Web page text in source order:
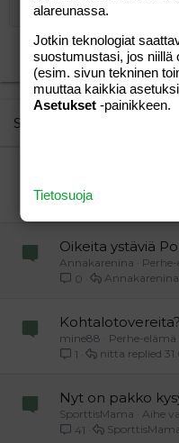
12
15
18
22
Georgia
Tahoma
Times
Tasaa oikealle
Justify text
Heading 3
Similar threads
äippä
0
Oikeita ystäviä
Annakarenina
0
Annakarenina
mine88
Perhe-elämä
1
nitta
Nyt on pakko
SporttisMama
Aihe
41
alareunassa.
Jotkin teknologiat
suostumustasi, jos niillä
(esim. sivun tekninen
muuttaa kaikkia
Asetukset -painikkeen.
Tietosuoja